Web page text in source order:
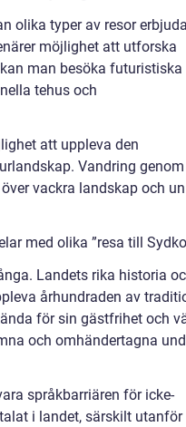
olika typer av resor
möjlighet att utforska
man besöka futuristiska
tehus och
att uppleva den
Vandring genom
vackra landskap och
med olika ”resa till
Landets rika historia
århundraden av
för sin gästfrihet och
och omhändertagna
språkbarriären för icke-
i landet, särskilt utanför